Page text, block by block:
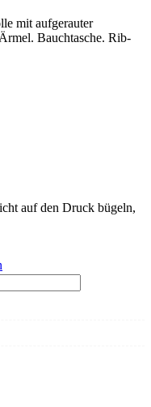
mit aufgerauter
Bauchtasche. Rib-
auf den Druck bügeln,